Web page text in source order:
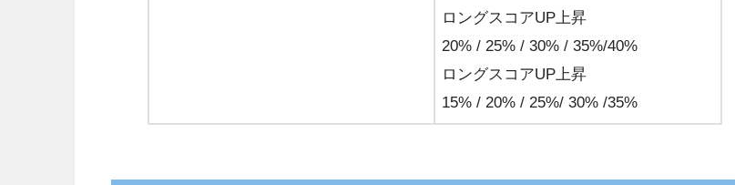
ロングスコアUP上昇
20% / 25% / 30% / 35%/40%
ロングスコアUP上昇
15% / 20% / 25%/ 30% /35%